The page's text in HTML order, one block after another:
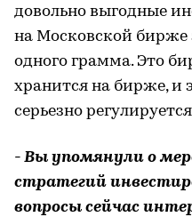
довольно выгодные
на Московской бирже
одного грамма. Это
хранится на бирже, и
серьезно
- Вы упомянули о
стратегий
вопросы сейчас